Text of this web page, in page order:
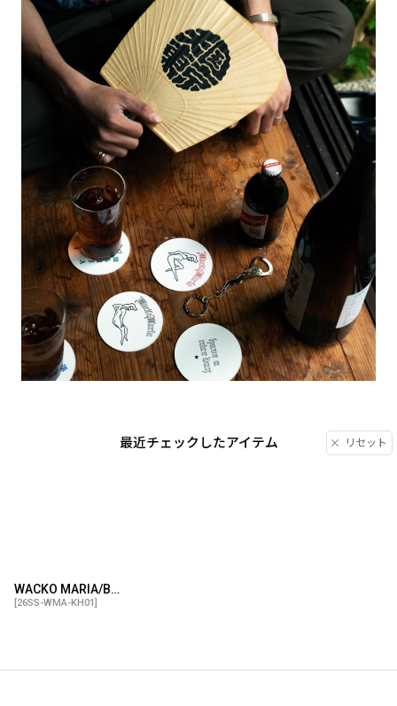
最近チェックしたアイテム リセット
WACKO MARIA/BOTTLE OPENER（GOLD）［ボトルオープナー-26春夏］
[26SS-WMA-KH01]